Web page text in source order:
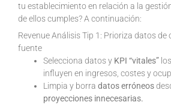
tu establecimiento en relación a la
de ellos cumples? A continuación:
Revenue Análisis Tip 1: Prioriza datos de
fuente
Selecciona datos y KPI “vitales”
influyen en ingresos, costes y
Limpia y borra datos erróneos
proyecciones innecesarias.